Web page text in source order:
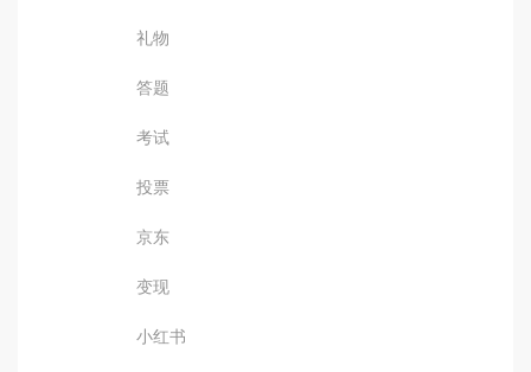
礼物
答题
考试
投票
京东
变现
小红书